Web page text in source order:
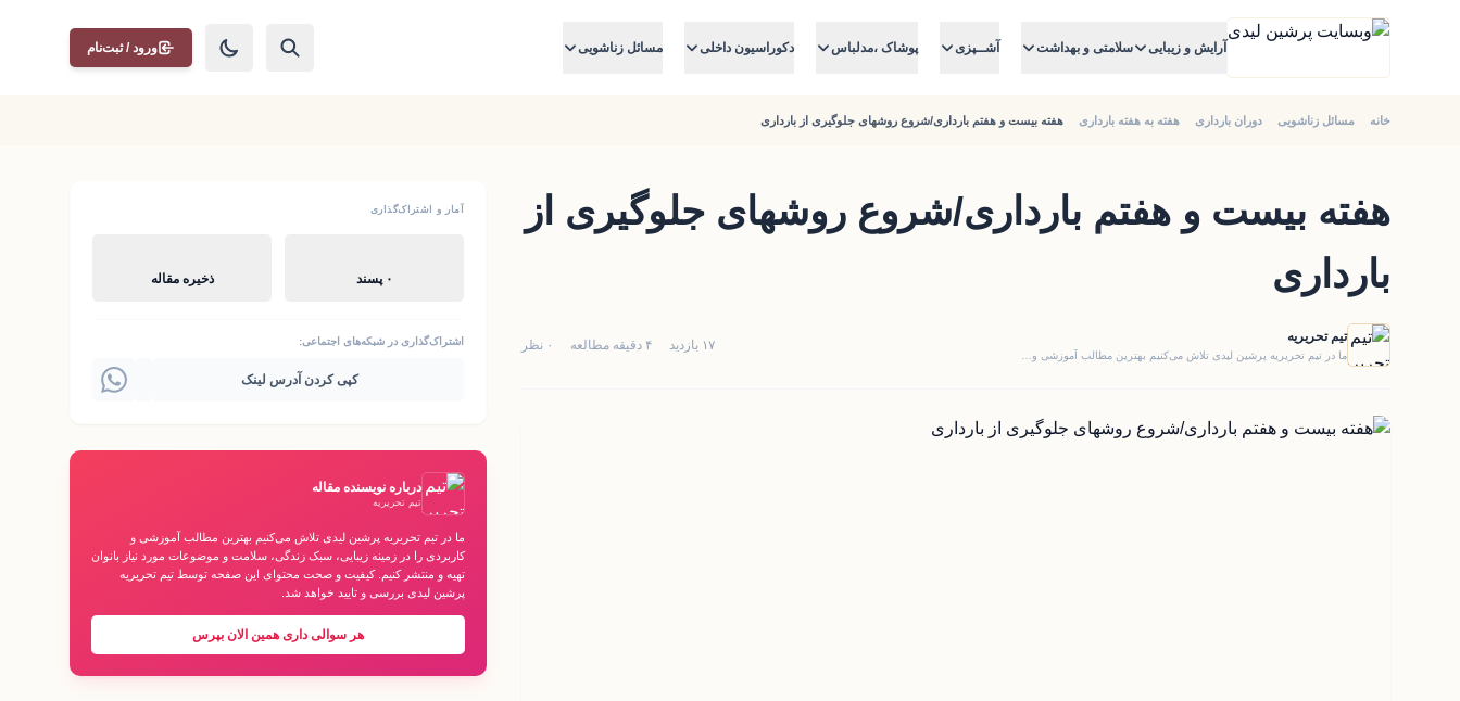
آرایش و زیبایی سلامتی و بهداشت آشــپزی پوشاک ،مدلباس دکوراسیون داخلی مسائل زناشویی ورود / ثبت‌نام
خانه مسائل زناشویی دوران بارداری هفته به هفته بارداری هفته بیست و هفتم بارداری/شروع روشهای جلوگیری از بارداری
هفته بیست و هفتم بارداری/شروع روشهای جلوگیری از
بارداری
تیم تحریریه
ما در تیم تحریریه پرشین لیدی تلاش می‌کنیم بهترین مطالب آموزشی و…
۱۷ بازدید ۴ دقیقه مطالعه ۰ نظر
آمار و اشتراک‌گذاری
۰ پسند ذخیره مقاله
اشتراک‌گذاری در شبکه‌های اجتماعی:
کپی کردن آدرس لینک
درباره نویسنده مقاله
تیم تحریریه
ما در تیم تحریریه پرشین لیدی تلاش می‌کنیم بهترین مطالب آموزشی و
کاربردی را در زمینه زیبایی، سبک زندگی، سلامت و موضوعات مورد نیاز بانوان
تهیه و منتشر کنیم. کیفیت و صحت محتوای این صفحه توسط تیم تحریریه
پرشین لیدی بررسی و تایید خواهد شد.
هر سوالی داری همین الان بپرس